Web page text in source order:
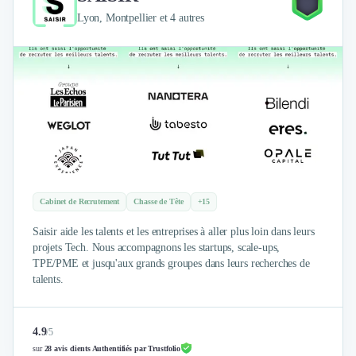
Publicité
Influence Marketing
Photographie
Études Marketing
Présentations PowerPoint
SMS Marketing
Email Marketing
Data Marketing
Logiciel Marketing
Logiciel Commercial
Assurance
Expertise Comptable
Subventions & Aides
Levée de fonds
Droit des Affaires
Lyon, Montpellier et 4 autres
Cabinet de Recrutement Chasse de Tête +15
Saisir aide les talents et les entreprises à aller plus loin dans leurs
projets Tech. Nous accompagnons les startups, scale-ups,
TPE/PME et jusqu'aux grands groupes dans leurs recherches de
talents.
4.9/5
sur28 avis clients Authentifiés par Trustfolio